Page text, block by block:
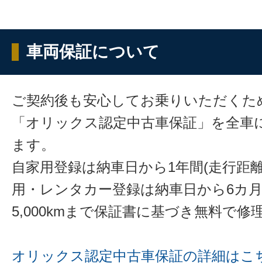
車両保証について
ご契約後も安心してお乗りいただくた
「オリックス認定中古車保証」を全
ます。
自家用登録は納車日から1年間(走行距
用・レンタカー登録は納車日から6カ
5,000kmまで保証書に基づき無料で修
オリックス認定中古車保証の詳細はこ